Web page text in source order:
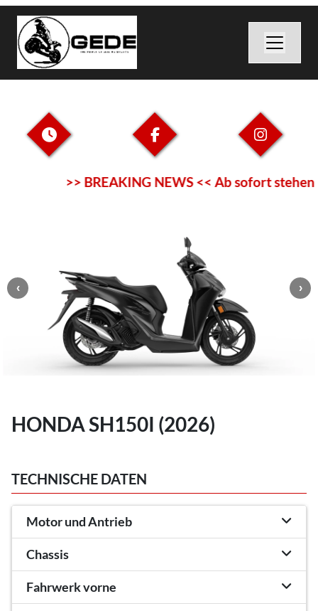
>> BREAKING NEWS << Ab sofort
HONDA SH150I (2026)
TECHNISCHE DATEN
Motor und Antrieb
Chassis
Fahrwerk vorne